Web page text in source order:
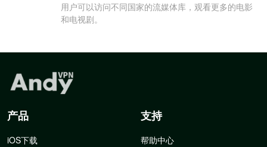
用户可以访问不同国家的流媒体库，观看更多的电影
和电视剧。
产品
iOS下载
支持
帮助中心